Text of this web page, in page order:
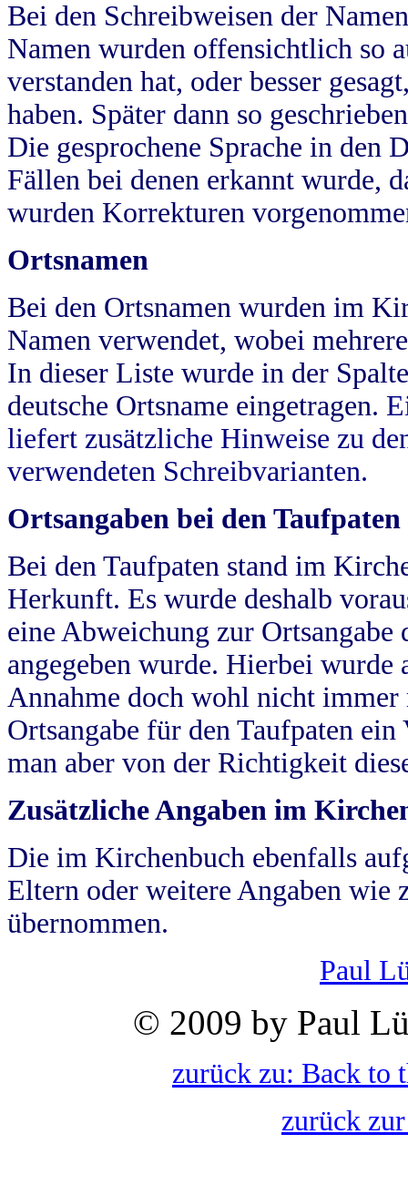
Bei den Schreibweisen der
Namen wurden offensichtlich so
verstanden hat, oder besser
haben. Später dann so
Die gesprochene Sprache in
Fällen bei denen erkannt wurde,
wurden Korrekturen
Ortsnamen
Bei den Ortsnamen wurden im
Namen verwendet, wobei
In dieser Liste wurde in der
deutsche Ortsname eingetragen.
liefert zusätzliche Hinweise zu
verwendeten Schreibvarianten.
Ortsangaben bei den Taufpaten
Bei den Taufpaten stand im
Herkunft. Es wurde deshalb
eine Abweichung zur
angegeben wurde. Hierbei wurde
Annahme doch wohl nicht
Ortsangabe für den Taufpaten
man aber von der Richtigkeit
Zusätzliche Angaben im
Die im Kirchenbuch ebenfalls
Eltern oder weitere Angaben wie
übernommen.
Paul
© 2009 by Paul
zurück zu: Back to
zurück